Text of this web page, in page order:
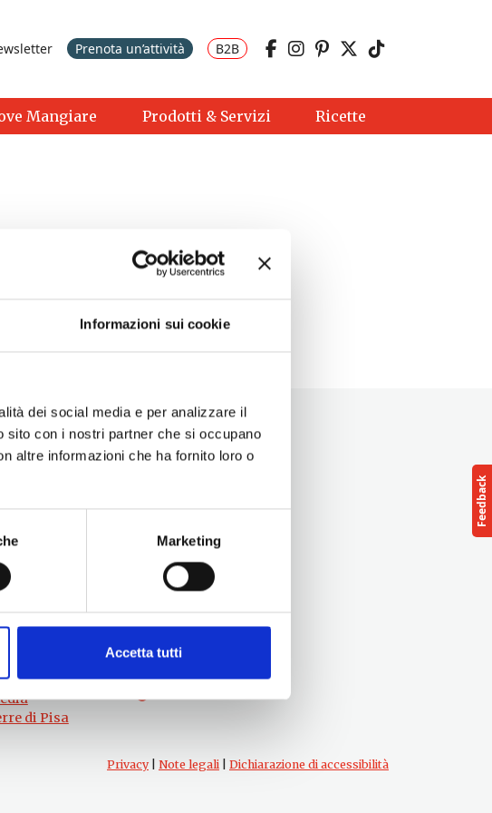
Informazioni sui cookie
dei social media e per analizzare il
con i nostri partner che si occupano
altre informazioni che ha fornito loro o
Marketing
Accetta tutti
Prenota un’attività B2B
Mangiare Prodotti & Servizi Ricette
di Pisa
Seguici su
Privacy| Note legali Dichiarazione di accessibilità